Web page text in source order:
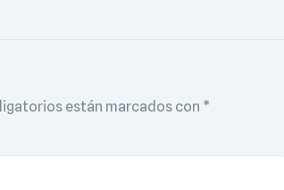
están marcados con *